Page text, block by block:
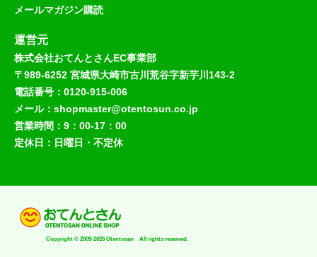
メールマガジン購読
運営元
株式会社おてんとさんEC事業部
〒989-6252 宮城県大崎市古川荒谷字新芋川143-2
電話番号：0120-915-006
メール：shopmaster@otentosun.co.jp
営業時間：9：00-17：00
定休日：日曜日・不定休
Copyright © 2009-2025 Otentosan All rights reserved.